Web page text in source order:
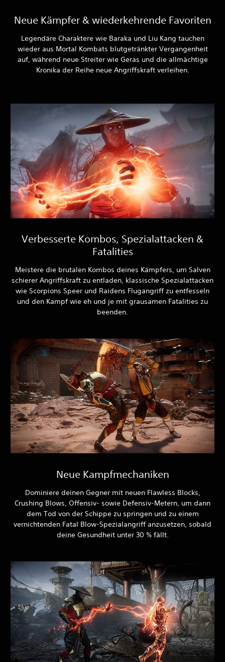
Neue Kämpfer & wiederkehrende Favoriten
Legendäre Charaktere wie Baraka und Liu Kang tauchen
wieder aus Mortal Kombats blutgetränkter Vergangenheit
auf, während neue Streiter wie Geras und die allmächtige
Kronika der Reihe neue Angriffskraft verleihen.
Verbesserte Kombos, Spezialattacken &
Fatalities
Meistere die brutalen Kombos deines Kämpfers, um Salven
schierer Angriffskraft zu entladen, klassische Spezialattacken
wie Scorpions Speer und Raidens Flugangriff zu entfesseln
und den Kampf wie eh und je mit grausamen Fatalities zu
beenden.
Neue Kampfmechaniken
Dominiere deinen Gegner mit neuen Flawless Blocks,
Crushing Blows, Offensiv- sowie Defensiv-Metern, um dann
dem Tod von der Schippe zu springen und zu einem
vernichtenden Fatal Blow-Spezialangriff anzusetzen, sobald
deine Gesundheit unter 30 % fällt.